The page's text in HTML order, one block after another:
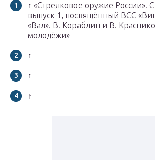
↑ «Стрелковое оружие России».
выпуск 1, посвящённый ВСС
«Вал». В. Кораблин и В.
молодёжи»
↑
↑
↑